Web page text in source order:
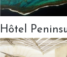
Hôtel